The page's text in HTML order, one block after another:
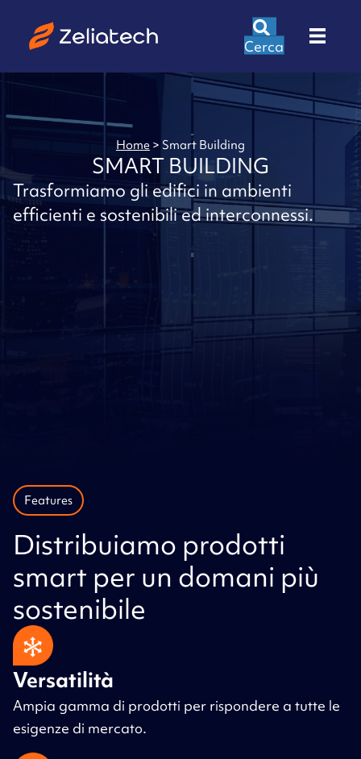
Cerca
Home > Smart Building
SMART BUILDING
Trasformiamo gli edifici in ambienti
efficienti e sostenibili ed interconnessi.
Features
Distribuiamo prodotti
smart per un domani più
sostenibile
Versatilità
Ampia gamma di prodotti per rispondere a tutte le
esigenze di mercato.